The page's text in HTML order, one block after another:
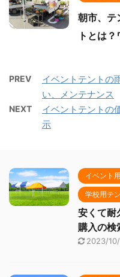
朝市、テ
トとは
PREV
イベントテントの
い、メンテナンス
NEXT
イベントテントの
示
イベント
学校用テ
安くて
購入の検
2023/